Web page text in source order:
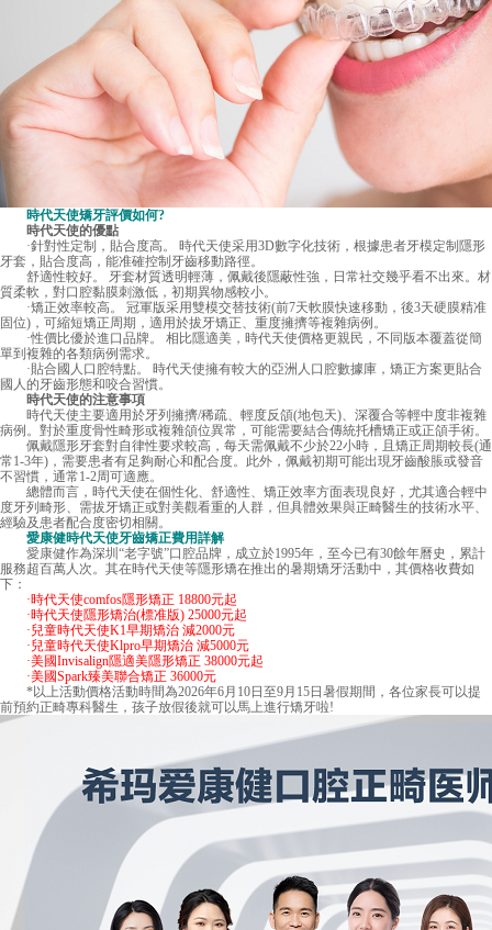
時代天使矯牙評價如何?
時代天使的優點
·針對性定制，貼合度高。 時代天使采用3D數字化技術，根據患者牙模定制隱形
牙套，貼合度高，能准確控制牙齒移動路徑。
舒適性較好。 牙套材質透明輕薄，佩戴後隱蔽性強，日常社交幾乎看不出來。材
質柔軟，對口腔黏膜刺激低，初期異物感較小。
·矯正效率較高。 冠軍版采用雙模交替技術(前7天軟膜快速移動，後3天硬膜精准
固位)，可縮短矯正周期，適用於拔牙矯正、重度擁擠等複雜病例。
·性價比優於進口品牌。 相比隱適美，時代天使價格更親民，不同版本覆蓋從簡
單到複雜的各類病例需求。
·貼合國人口腔特點。 時代天使擁有較大的亞洲人口腔數據庫，矯正方案更貼合
國人的牙齒形態和咬合習慣。
時代天使的注意事項
時代天使主要適用於牙列擁擠/稀疏、輕度反頜(地包天)、深覆合等輕中度非複雜
病例。對於重度骨性畸形或複雜頜位異常，可能需要結合傳統托槽矯正或正頜手術。
佩戴隱形牙套對自律性要求較高，每天需佩戴不少於22小時，且矯正周期較長(通
常1-3年)，需要患者有足夠耐心和配合度。此外，佩戴初期可能出現牙齒酸脹或發音
不習慣，通常1-2周可適應。
總體而言，時代天使在個性化、舒適性、矯正效率方面表現良好，尤其適合輕中
度牙列畸形、需拔牙矯正或對美觀看重的人群，但具體效果與正畸醫生的技術水平、
經驗及患者配合度密切相關。
愛康健時代天使牙齒矯正費用詳解
愛康健作為深圳“老字號”口腔品牌，成立於1995年，至今已有30餘年曆史，累計
服務超百萬人次。其在時代天使等隱形矯在推出的暑期矯牙活動中，其價格收費如
下：
·時代天使comfos隱形矯正 18800元起
·時代天使隱形矯治(標准版) 25000元起
·兒童時代天使K1早期矯治 減2000元
·兒童時代天使Klpro早期矯治 減5000元
·美國Invisalign隱適美隱形矯正 38000元起
·美國Spark臻美聯合矯正 36000元
*以上活動價格活動時間為2026年6月10日至9月15日暑假期間，各位家長可以提
前預約正畸專科醫生，孩子放假後就可以馬上進行矯牙啦!